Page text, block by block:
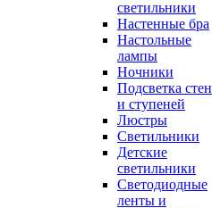
светильники
Настенные бра
Настольные
лампы
Ночники
Подсветка стен
и ступеней
Люстры
Светильники
Детские
светильники
Светодиодные
ленты и